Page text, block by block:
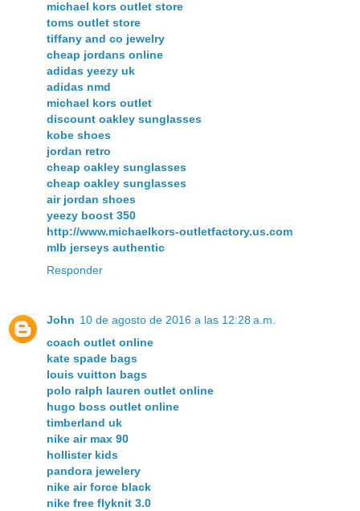
michael kors outlet store
toms outlet store
tiffany and co jewelry
cheap jordans online
adidas yeezy uk
adidas nmd
michael kors outlet
discount oakley sunglasses
kobe shoes
jordan retro
cheap oakley sunglasses
cheap oakley sunglasses
air jordan shoes
yeezy boost 350
http://www.michaelkors-outletfactory.us.com
mlb jerseys authentic
Responder
John 10 de agosto de 2016 a las 12:28 a.m.
coach outlet online
kate spade bags
louis vuitton bags
polo ralph lauren outlet online
hugo boss outlet online
timberland uk
nike air max 90
hollister kids
pandora jewelery
nike air force black
nike free flyknit 3.0